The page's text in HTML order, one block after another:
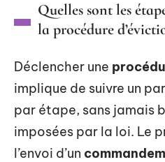
Quelles sont les
la procédure
Déclencher une
implique de suivre un
par étape, sans jamais
imposées par la loi. Le
l’envoi d’un